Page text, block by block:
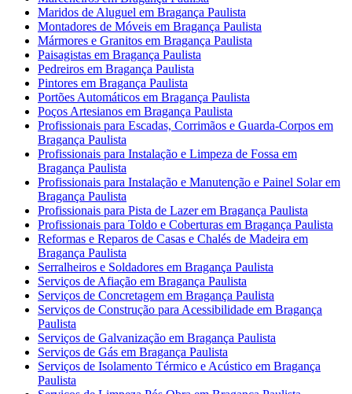
Maridos de Aluguel em Bragança Paulista
Montadores de Móveis em Bragança Paulista
Mármores e Granitos em Bragança Paulista
Paisagistas em Bragança Paulista
Pedreiros em Bragança Paulista
Pintores em Bragança Paulista
Portões Automáticos em Bragança Paulista
Poços Artesianos em Bragança Paulista
Profissionais para Escadas, Corrimãos e Guarda-Corpos em
Bragança Paulista
Profissionais para Instalação e Limpeza de Fossa em
Bragança Paulista
Profissionais para Instalação e Manutenção e Painel Solar em
Bragança Paulista
Profissionais para Pista de Lazer em Bragança Paulista
Profissionais para Toldo e Coberturas em Bragança Paulista
Reformas e Reparos de Casas e Chalés de Madeira em
Bragança Paulista
Serralheiros e Soldadores em Bragança Paulista
Serviços de Afiação em Bragança Paulista
Serviços de Concretagem em Bragança Paulista
Serviços de Construção para Acessibilidade em Bragança
Paulista
Serviços de Galvanização em Bragança Paulista
Serviços de Gás em Bragança Paulista
Serviços de Isolamento Térmico e Acústico em Bragança
Paulista